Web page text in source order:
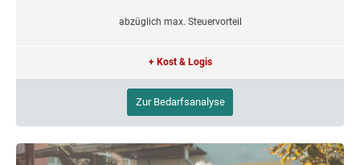
abzüglich max. Steuervorteil
+ Kost & Logis
Zur Bedarfsanalyse